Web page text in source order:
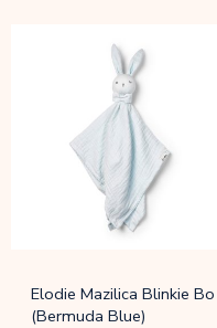
Elodie Mazilica Blinkie Bo
(Bermuda Blue)